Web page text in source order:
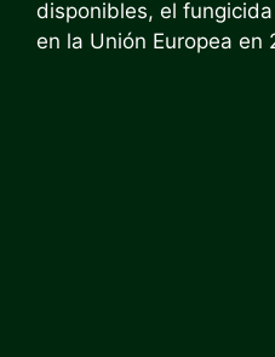
disponibles, el
en la Unión Europea en